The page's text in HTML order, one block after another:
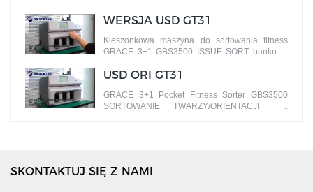
WERSJA USD GT31
Kieszonkowa maszyna do sortowania fitness
GRACE 3+1 GBS3500 ISSUE SORT banknoty
USD ORI GT31
GRACE 3+1 Pocket Fitness Sorter GBS3500
SORTOWANIE TWARZY/ORIENTACJI
SKONTAKTUJ SIĘ Z NAMI